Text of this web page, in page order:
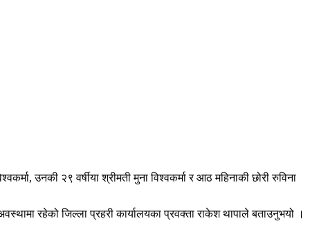
उनकी २९ वर्षीया श्रीमती मुना विश्वकर्मा र आठ महिनाकी छोरी रुविना
रहेको जिल्ला प्रहरी कार्यालयका प्रवक्ता राकेश थापाले बताउनुभयो ।